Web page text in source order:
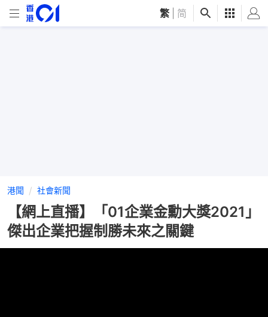
繁 简
港聞 社會新聞
【網上直播】「01企業金勳大獎2021」
傑出企業把握制勝未來之關鍵